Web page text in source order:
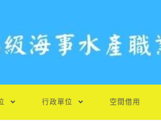
行政單位 空間借用